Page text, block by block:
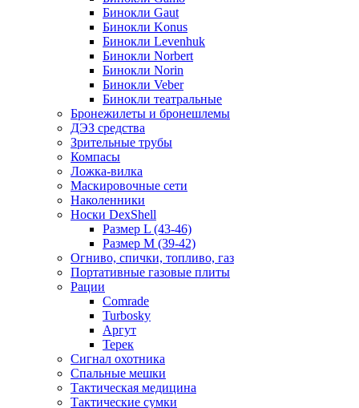
Бинокли Gaut
Бинокли Konus
Бинокли Levenhuk
Бинокли Norbert
Бинокли Norin
Бинокли Veber
Бинокли театральные
Бронежилеты и бронешлемы
ДЭЗ средства
Зрительные трубы
Компасы
Ложка-вилка
Маскировочные сети
Наколенники
Носки DexShell
Размер L (43-46)
Размер M (39-42)
Огниво, спички, топливо, газ
Портативные газовые плиты
Рации
Comrade
Turbosky
Аргут
Терек
Сигнал охотника
Спальные мешки
Тактическая медицина
Тактические сумки